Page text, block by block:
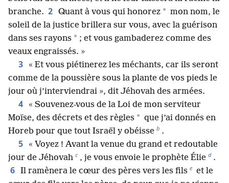
branche. 2 Quant à vous qui honorez * mon nom, le
soleil de la justice brillera sur vous, avec la guérison
dans ses rayons * ; et vous gambaderez comme des
veaux engraissés. »
3
« Et vous piétinerez les méchants, car ils seront
comme de la poussière sous la plante de vos pieds le
jour où j’interviendrai », dit Jéhovah des armées.
4
« Souvenez-vous de la Loi de mon serviteur
Moïse, des décrets et des règles * que j’ai donnés en
Horeb pour que tout Israël y obéisse b .
5
« Voyez ! Avant la venue du grand et redoutable
jour de Jéhovah c , je vous envoie le prophète Élie d .
6 Il ramènera le cœur des pères vers les fils e et le